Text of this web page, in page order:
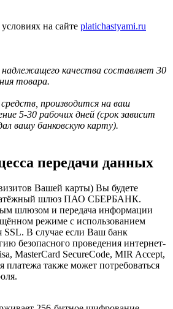
на сайте platichastyami.ru
качества составляет 30
товара.
производится на ваш
5-30 рабочих дней (срок зависит
вашу банковскую карту).
передачи данных
Вашей карты) Вы будете
шлюз ПАО СБЕРБАНК.
шлюзом и передача информации
режиме с использованием
SSL. В случае если Ваш банк
безопасного проведения интернет-
MasterCard SecureCode, MIR Accept,
платежа также может потребоваться